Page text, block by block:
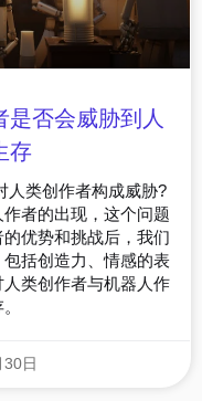
是否会威胁到人
存
人类创作者构成威胁?
者的出现，这个问题
优势和挑战后，我们
括创造力、情感的表
类创作者与机器人作
日